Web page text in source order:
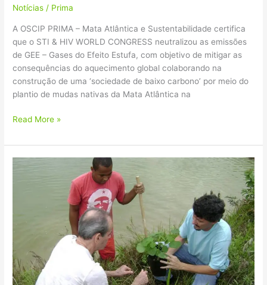
Notícias / Prima
A OSCIP PRIMA – Mata Atlântica e Sustentabilidade certifica
que o STI & HIV WORLD CONGRESS neutralizou as emissões
de GEE – Gases do Efeito Estufa, com objetivo de mitigar as
consequências do aquecimento global colaborando na
construção de uma ‘sociedade de baixo carbono’ por meio do
plantio de mudas nativas da Mata Atlântica na
Read More »
Ney
carbono